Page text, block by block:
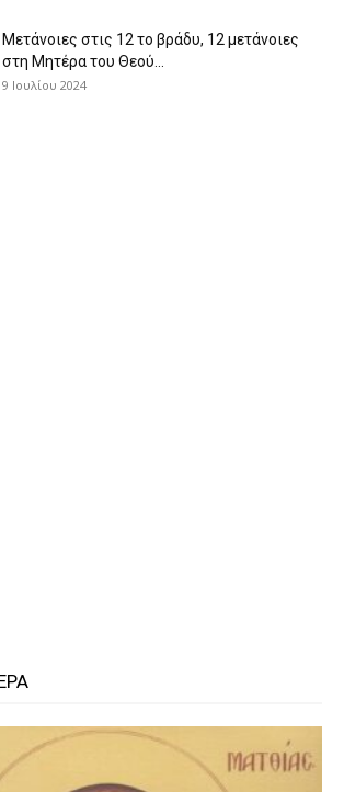
Μετάνοιες στις 12 το βράδυ, 12 μετάνοιες
στη Μητέρα του Θεού...
9 Ιουλίου 2024